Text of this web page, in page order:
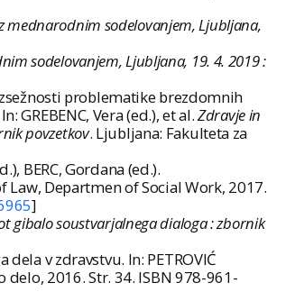
mednarodnim sodelovanjem, Ljubljana,
sodelovanjem, Ljubljana, 19. 4. 2019 :
problematike brezdomnih
Vera (ed.), et al.Zdravje in
povzetkov. Ljubljana: Fakulteta za
BERC, Gordana (ed.).
Law, Departmen of Social Work, 2017.
]
gibalo soustvarjalnega dialoga : zbornik
dela v zdravstvu. In: PETROVIĆ
2016. Str. 34. ISBN 978-961-